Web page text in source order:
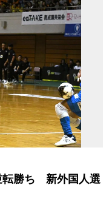
転勝ち 新外国人選